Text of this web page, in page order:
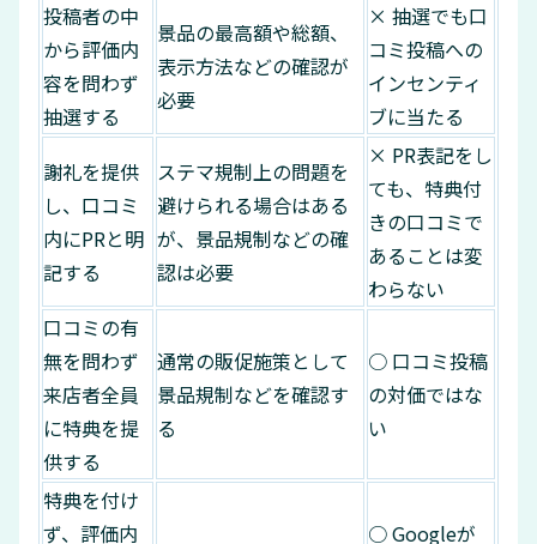
投稿者の中
から評価内
容を問わず
抽選する
景品の最高額や総額、
表示方法などの確認が
必要
× 抽選でも口
コミ投稿への
インセンティ
ブに当たる
謝礼を提供
し、口コミ
内にPRと明
記する
ステマ規制上の問題を
避けられる場合はある
が、景品規制などの確
認は必要
× PR表記をし
ても、特典付
きの口コミで
あることは変
わらない
口コミの有
無を問わず
来店者全員
に特典を提
供する
通常の販促施策として
景品規制などを確認す
る
○ 口コミ投稿
の対価ではな
い
特典を付け
ず、評価内
○ Googleが